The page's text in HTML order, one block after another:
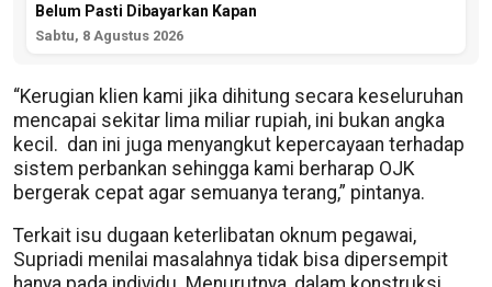
Belum Pasti Dibayarkan Kapan
Sabtu, 8 Agustus 2026
“Kerugian klien kami jika dihitung secara keseluruhan
mencapai sekitar lima miliar rupiah, ini bukan angka
kecil. dan ini juga menyangkut kepercayaan terhadap
sistem perbankan sehingga kami berharap OJK
bergerak cepat agar semuanya terang,” pintanya.
Terkait isu dugaan keterlibatan oknum pegawai,
Supriadi menilai masalahnya tidak bisa dipersempit